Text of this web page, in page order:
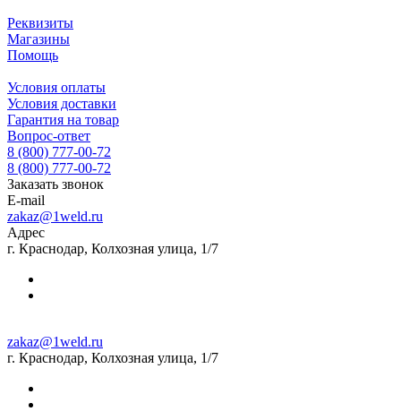
Реквизиты
Магазины
Помощь
Условия оплаты
Условия доставки
Гарантия на товар
Вопрос-ответ
8 (800) 777-00-72
8 (800) 777-00-72
Заказать звонок
E-mail
zakaz@1weld.ru
Адрес
г. Краснодар, Колхозная улица, 1/7
zakaz@1weld.ru
г. Краснодар, Колхозная улица, 1/7